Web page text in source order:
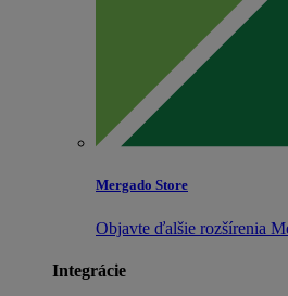
Mergado Store
Objavte ďalšie rozšírenia
Integrácie